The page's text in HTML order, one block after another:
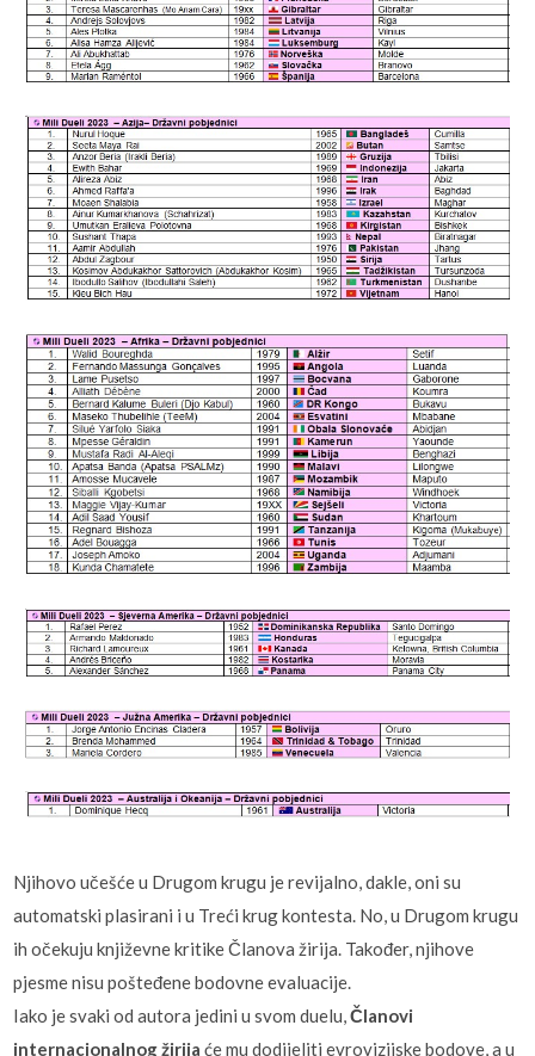
Njihovo učešće u Drugom krugu je revijalno, dakle, oni su
automatski plasirani i u Treći krug kontesta. No, u Drugom krugu
ih očekuju književne kritike Članova žirija. Također, njihove
pjesme nisu pošteđene bodovne evaluacije.
Iako je svaki od autora jedini u svom duelu,Članovi
internacionalnog žirija će mu dodijeliti evrovizijske bodove, a u